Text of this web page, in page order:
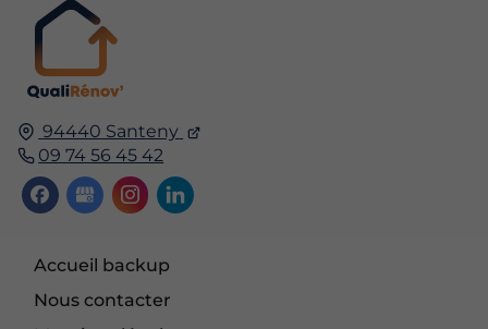
94440 Santeny
09 74 56 45 42
Accueil backup
Nous contacter